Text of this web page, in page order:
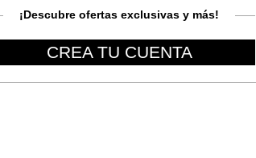
¡Descubre ofertas exclusivas y más!
CREA TU CUENTA